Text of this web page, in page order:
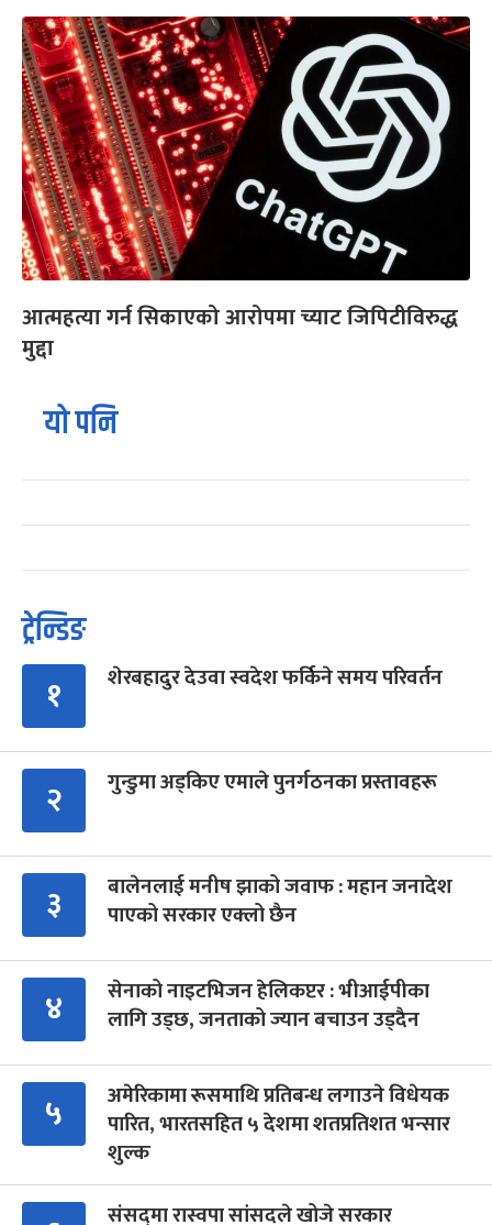
आत्महत्या गर्न सिकाएको आरोपमा च्याट जिपिटीविरुद्ध
मुद्दा
यो पनि
ट्रेन्डिङ
१ शेरबहादुर देउवा स्वदेश फर्किने समय परिवर्तन
२ गुन्डुमा अड्किए एमाले पुनर्गठनका प्रस्तावहरू
३
बालेनलाई मनीष झाको जवाफ : महान जनादेश
पाएको सरकार एक्लो छैन
४
सेनाको नाइटभिजन हेलिकप्टर : भीआईपीका
लागि उड्छ, जनताको ज्यान बचाउन उड्दैन
५
अमेरिकामा रूसमाथि प्रतिबन्ध लगाउने विधेयक
पारित, भारतसहित ५ देशमा शतप्रतिशत भन्सार
शुल्क
संसद्‍मा रास्वपा सांसदले खोजे सरकार